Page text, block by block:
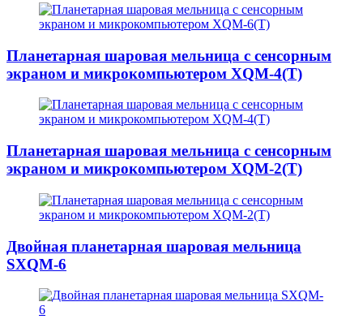
Планетарная шаровая мельница с сенсорным
экраном и микрокомпьютером XQM-4(T)
Планетарная шаровая мельница с сенсорным
экраном и микрокомпьютером XQM-2(T)
Двойная планетарная шаровая мельница
SXQM-6